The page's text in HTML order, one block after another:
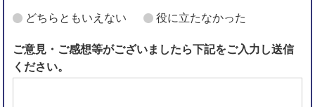
どちらともいえない 役に立たなかった
ご意見・ご感想等がございましたら下記をご入力し送信
ください。